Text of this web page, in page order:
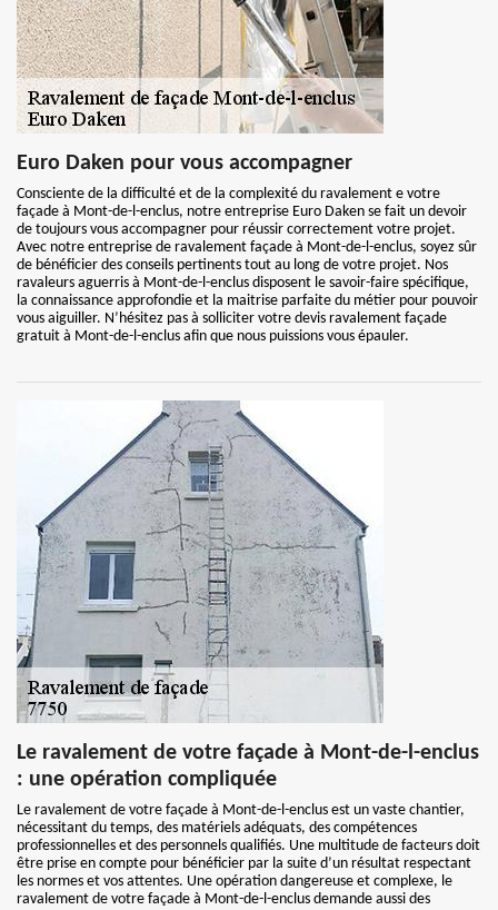
Euro Daken pour vous accompagner
Consciente de la difficulté et de la complexité du ravalement e votre
façade à Mont-de-l-enclus, notre entreprise Euro Daken se fait un devoir
de toujours vous accompagner pour réussir correctement votre projet.
Avec notre entreprise de ravalement façade à Mont-de-l-enclus, soyez sûr
de bénéficier des conseils pertinents tout au long de votre projet. Nos
ravaleurs aguerris à Mont-de-l-enclus disposent le savoir-faire spécifique,
la connaissance approfondie et la maitrise parfaite du métier pour pouvoir
vous aiguiller. N’hésitez pas à solliciter votre devis ravalement façade
gratuit à Mont-de-l-enclus afin que nous puissions vous épauler.
Le ravalement de votre façade à Mont-de-l-enclus
: une opération compliquée
Le ravalement de votre façade à Mont-de-l-enclus est un vaste chantier,
nécessitant du temps, des matériels adéquats, des compétences
professionnelles et des personnels qualifiés. Une multitude de facteurs doit
être prise en compte pour bénéficier par la suite d’un résultat respectant
les normes et vos attentes. Une opération dangereuse et complexe, le
ravalement de votre façade à Mont-de-l-enclus demande aussi des